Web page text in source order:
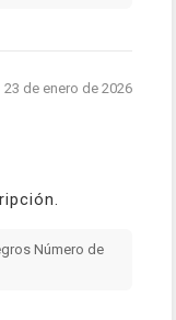
23 de enero de 2026
Número de